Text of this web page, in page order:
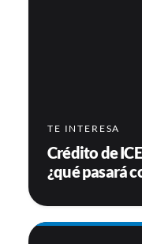
TE INTERESA
Crédito de
¿qué pasará